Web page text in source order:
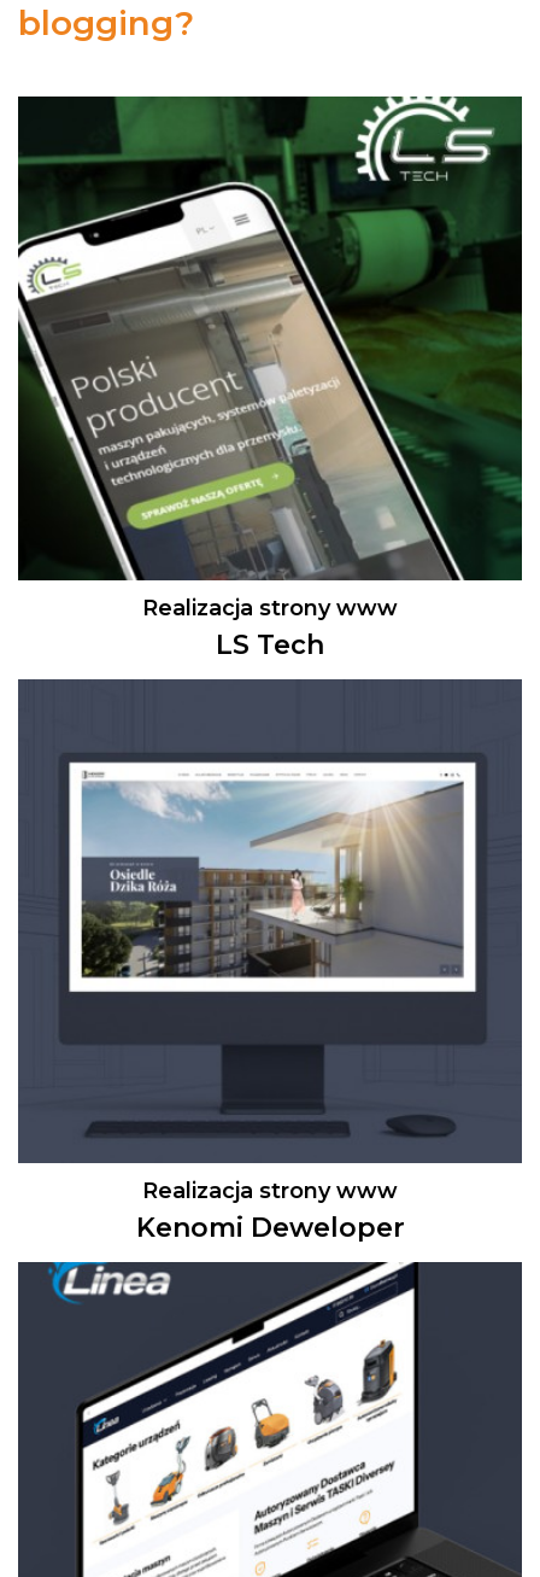
blogging?
Realizacja strony www
LS Tech
Realizacja strony www
Kenomi Deweloper